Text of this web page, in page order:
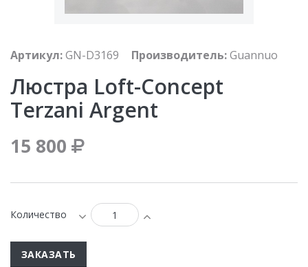
Артикул:GN-D3169 Производитель:Guannuo
Люстра Loft-Concept
Terzani Argent
15 800
Количество
ЗАКАЗАТЬ